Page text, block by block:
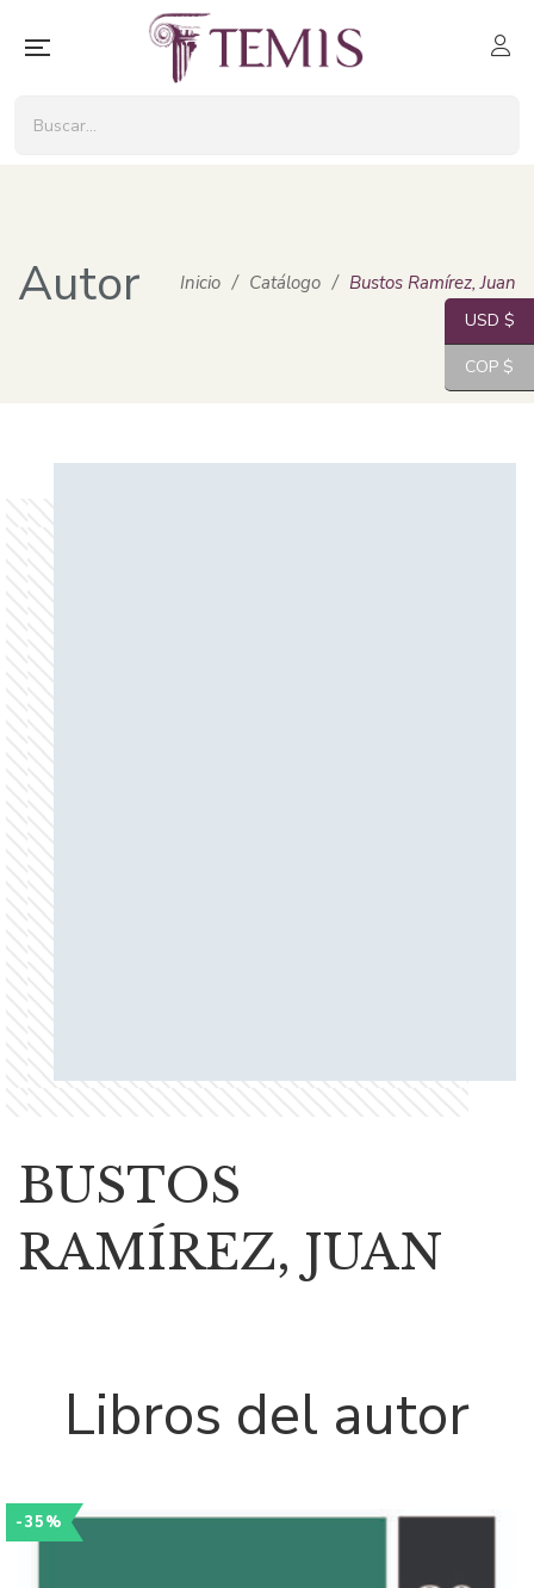
Autor Inicio / Catálogo / Bustos Ramírez, Juan
BUSTOS
RAMÍREZ, JUAN
Libros del autor
-35%
USD $
COP $